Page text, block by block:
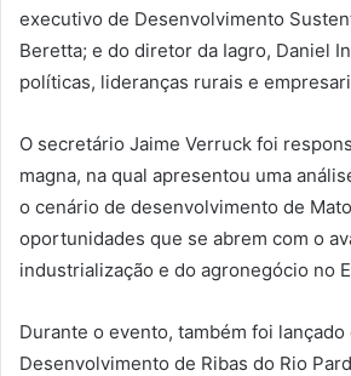
executivo de Desenvolvimento
Beretta; e do diretor da Iagro, Daniel
políticas, lideranças rurais e
O secretário Jaime Verruck foi
magna, na qual apresentou uma
o cenário de desenvolvimento de
oportunidades que se abrem com o
industrialização e do agronegócio no
Durante o evento, também foi lançado
Desenvolvimento de Ribas do Rio